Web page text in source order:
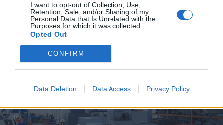
I want to opt-out of Collection, Use,
Retention, Sale, and/or Sharing of my
Personal Data that Is Unrelated with the
Purposes for which it was collected.
Opted Out
CONFIRM
Data Deletion Data Access Privacy Policy
Tra stelle, trekking ed
enogastronomia e notte di San
Lorenzo. Dove vedere le stelle
cadenti in Lombardia